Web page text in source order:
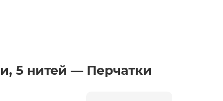
5 нитей — Перчатки